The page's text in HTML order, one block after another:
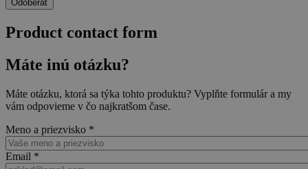
Product contact form
Máte inú otázku?
Máte otázku, ktorá sa týka tohto produktu? Vyplňte formulár a my
vám odpovieme v čo najkratšom čase.
Meno a priezvisko *
Email *